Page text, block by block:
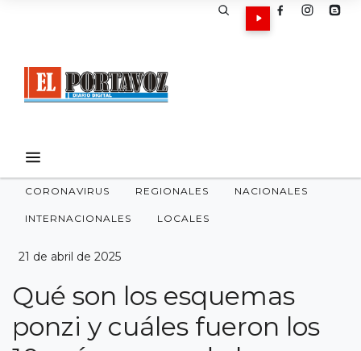
CORONAVIRUS REGIONALES NACIONALES
INTERNACIONALES LOCALES
21 de abril de 2025
Qué son los esquemas
ponzi y cuáles fueron los